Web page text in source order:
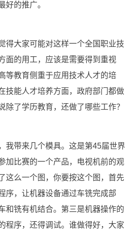
好的推广。
得大家可能对这样一个全国职业技
面的用工，应该是需要得到重视
等教育侧重于应用技术人才的培
技能人才培养方面，政府部门都做
除了学历教育，还做了哪些工作？
我带来几个模具。这是第45届世界
加比赛的一个产品，电视机前的观
这么一个图，你要按这个图，首先
序，让机器设备通过车铣完成部
和铣有机结合。第三是机器操作的
程序，还得调试。谁做得好，大家